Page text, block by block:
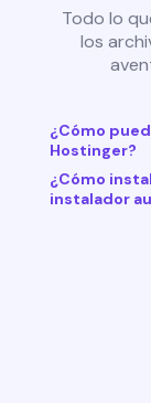
Todo lo
los
¿Cómo
Hostinger?
¿Cómo
instalador